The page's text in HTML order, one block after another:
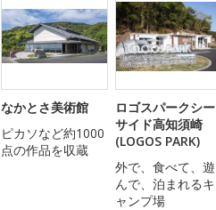
なかとさ美術館
ピカソなど約1000
点の作品を収蔵
ロゴスパークシー
サイド高知須崎
(LOGOS PARK)
外で、食べて、遊
んで、泊まれるキ
ャンプ場